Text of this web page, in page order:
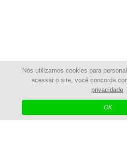
Nós utilizamos cookies para
acessar o site, você concorda
privacidade.
OK
© 2025 - Shopping da Cerca